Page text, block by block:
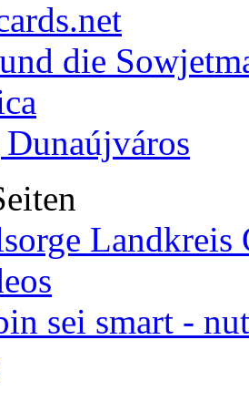
die
Landkreis
sei smart -